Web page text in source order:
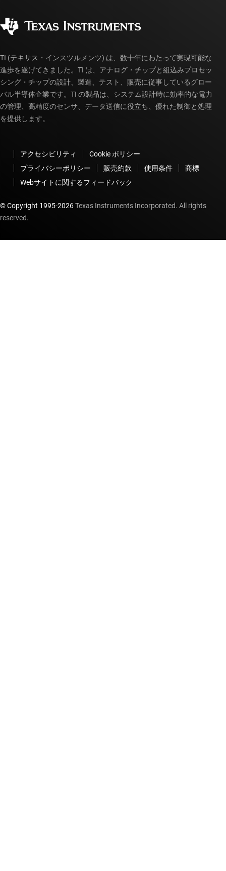
myTI アカウントの FAQ
TI (テキサス・インスツルメンツ) は、数十年にわたって実現可能な
進歩を遂げてきました。TI は、アナログ・チップと組込みプロセッ
シング・チップの設計、製造、テスト、販売に従事しているグロー
バル半導体企業です。TI の製品は、システム設計時に効率的な電力
の管理、高精度のセンサ、データ送信に役立ち、優れた制御と処理
を提供します。
アクセシビリティ
Cookie ポリシー
プライバシーポリシー
販売約款 使用条件
商標
Webサイトに関するフィードバック
© Copyright 1995-2026Texas Instruments Incorporated. All rights
reserved.